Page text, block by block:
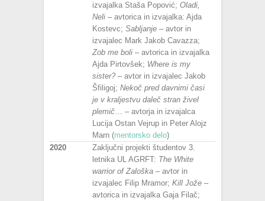
izvajalka Staša Popović; Oladi,
Neli – avtorica in izvajalka: Ajda
Kostevc; Sabljanje – avtor in
izvajalec Mark Jakob Cavazza;
Zob me boli – avtorica in izvajalka
Ajda Pirtovšek; Where is my
sister? – avtor in izvajalec Jakob
Šfiligoj; Nekoč pred davnimi časi
je v kraljestvu daleč stran živel
plemič… – avtorja in izvajalca
Lucija Ostan Vejrup in Peter Alojz
Marn (mentorsko delo)
2020
Zaključni projekti študentov 3.
letnika UL AGRFT: The White
warrior of Zaloška – avtor in
izvajalec Filip Mramor; Kill Jože –
avtorica in izvajalka Gaja Filač;